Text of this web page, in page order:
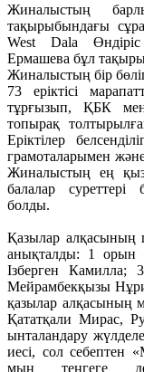
Жиналыстың
тақырыбындағы
West Dala
Ермашева бұл
Жиналыстың бір
73 еріктісі
тұрғызып, ҚБК
топырақ
Еріктілер
грамоталарымен
Жиналыстың ең
балалар
болды.
Қазылар алқасының
анықталды: 1
Ізберген
Мейрамбекқызы
қазылар алқасының
Қататқали Мирас,
ынталандару
иесі, сол себептен
мың теңгеге